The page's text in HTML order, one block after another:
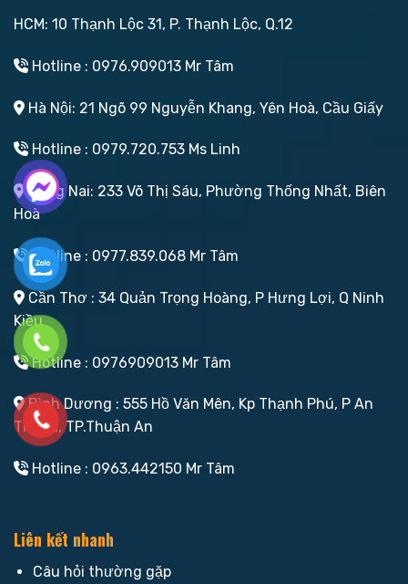
HCM: 10 Thạnh Lộc 31, P. Thạnh Lộc, Q.12
Hotline : 0976.909013 Mr Tâm
Hà Nội: 21 Ngõ 99 Nguyễn Khang, Yên Hoà, Cầu Giấy
Hotline : 0979.720.753 Ms Linh
Đồng Nai: 233 Võ Thị Sáu, Phường Thống Nhất, Biên
Hoà
Hotline : 0977.839.068 Mr Tâm
Cần Thơ : 34 Quản Trọng Hoàng, P Hưng Lợi, Q Ninh
Kiều
Hotline : 0976909013 Mr Tâm
Bình Dương : 555 Hồ Văn Mên, Kp Thạnh Phú, P An
Thạnh, TP.Thuận An
Hotline : 0963.442150 Mr Tâm
Liên kết nhanh
Câu hỏi thường gặp